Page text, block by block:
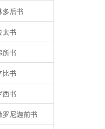
多后书
太书
所书
比书
西书
罗尼迦前书